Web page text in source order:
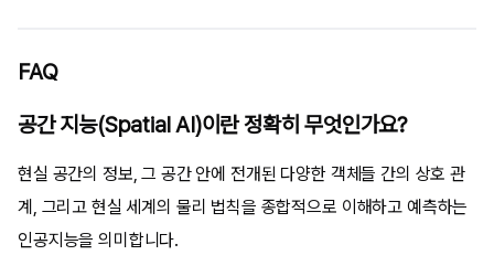
FAQ
공간 지능(Spatial AI)이란 정확히 무엇인가요?
현실 공간의 정보, 그 공간 안에 전개된 다양한 객체들 간의 상호 관
계, 그리고 현실 세계의 물리 법칙을 종합적으로 이해하고 예측하는
인공지능을 의미합니다.